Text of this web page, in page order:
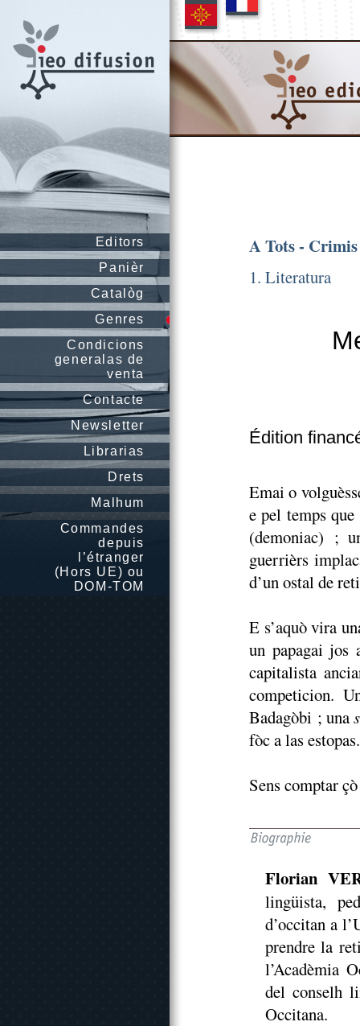
Editors
Panièr
Catalòg
Genres
Condicions
generalas de
venta
Contacte
Newsletter
Librarias
Drets
Malhum
Commandes
depuis
l’étranger
(Hors UE) ou
DOM-TOM
A Tots - Crimis
1. Literatura
Édition
Emai o
e pel temps
(demoniac) ;
guerrièrs
d’un ostal de
E s’aquò vira
un papagai jos
capitalista
competicion.
Badagòbi ; una
fòc a las estopas.
Sens comptar
Florian
lingüista,
d’occitan a
prendre la
l’Acadèmia
del conselh
Occitana.